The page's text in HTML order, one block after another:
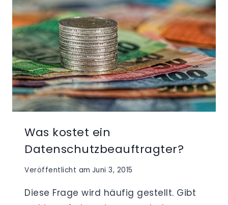
UNTERNEHMEN
–
DAS
DATENSCHUTZGESETZ
2000
(DSG
2000)
Was kostet ein
Datenschutzbeauftragter?
Veröffentlicht am Juni 3, 2015
Diese Frage wird häufig gestellt. Gibt